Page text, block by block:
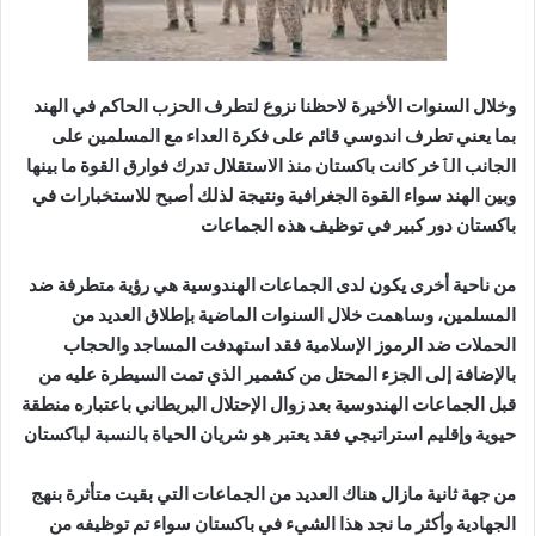
لاحظنا نزوع لتطرف الحزب الحاكم في الهند
قائم على فكرة العداء مع المسلمين على
باكستان منذ الاستقلال تدرك فوارق القوة ما بينها
القوة الجغرافية ونتيجة لذلك أصبح للاستخبارات في
في توظيف هذه الجماعات
يكون لدى الجماعات الهندوسية هي رؤية متطرفة ضد
خلال السنوات الماضية بإطلاق العديد من
الإسلامية فقد استهدفت المساجد والحجاب
المحتل من كشمير الذي تمت السيطرة عليه من
بعد زوال الإحتلال البريطاني باعتباره منطقة
فقد يعتبر هو شريان الحياة بالنسبة لباكستان
هناك العديد من الجماعات التي بقيت متأثرة بنهج
ما نجد هذا الشيء في باكستان سواء تم توظيفه من